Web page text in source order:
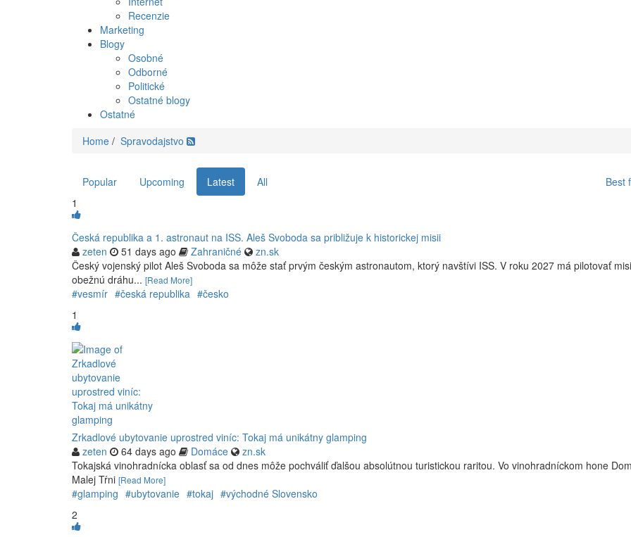
Recenzie
Marketing
Blogy
Osobné
Odborné
Politické
Ostatné blogy
Ostatné
Home / Spravodajstvo
Popular Upcoming Latest All
Best
1
Česká republika a 1. astronaut na ISS. Aleš Svoboda sa približuje k historickej misii
zeten
51 days ago Zahraničné
zn.sk
Český vojenský pilot Aleš Svoboda sa môže stať prvým českým astronautom, ktorý navštívi ISS. V roku 2027 má pilotovať
obežnú dráhu... [Read More]
#vesmír #česká republika #česko
1
Zrkadlové ubytovanie uprostred viníc: Tokaj má unikátny glamping
zeten
64 days ago Domáce
zn.sk
Tokajská vinohradnícka oblasť sa od dnes môže pochváliť ďalšou absolútnou turistickou raritou. Vo vinohradníckom hone
Malej Tŕni [Read More]
#glamping #ubytovanie #tokaj #východné Slovensko
2